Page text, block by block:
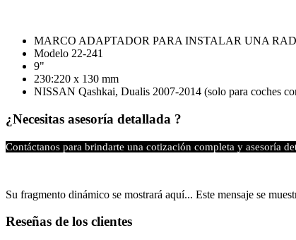
MARCO ADAPTADOR PARA INSTALAR UNA
Modelo 22-241
9"
230:220 x 130 mm
NISSAN Qashkai, Dualis 2007-2014 (solo para coches
¿Necesitas asesoría detallada ?
Contáctanos para brindarte una cotización completa y asesoría
Su fragmento dinámico se mostrará aquí... Este mensaje se
Reseñas de los clientes